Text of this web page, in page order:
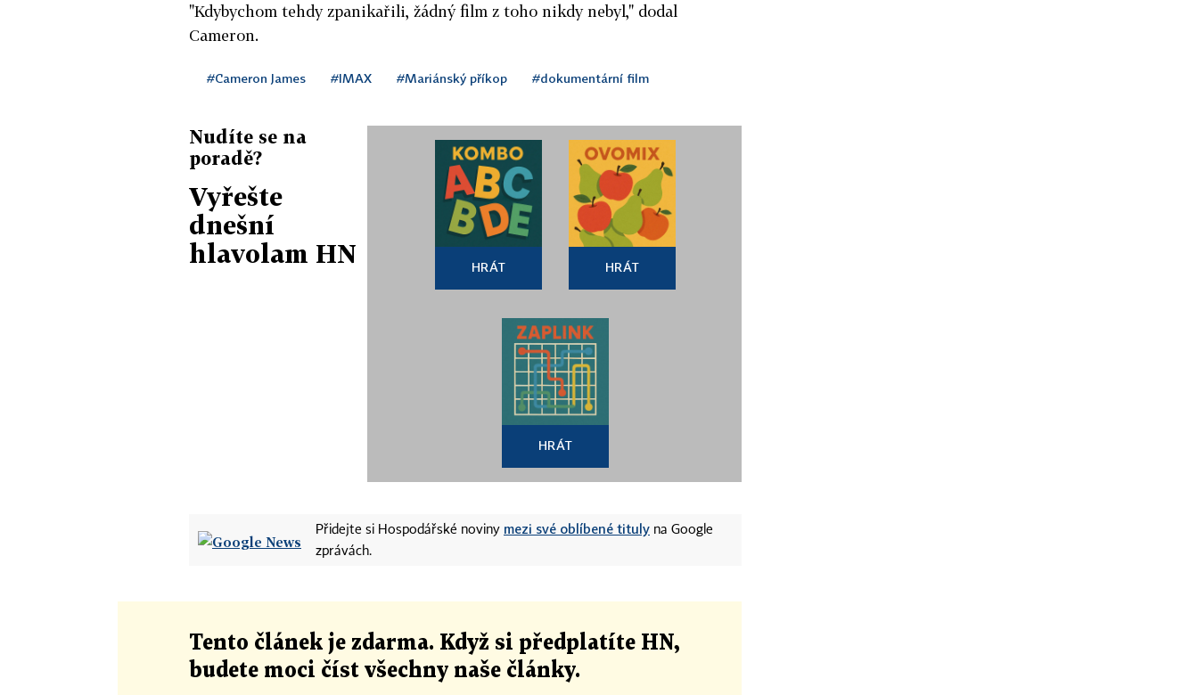
"Kdybychom tehdy zpanikařili, žádný film z toho nikdy nebyl," dodal
Cameron.
#Cameron James #IMAX #Mariánský příkop #dokumentární film
Nudíte se na
poradě?
Vyřešte
dnešní
hlavolam HN
HRÁT HRÁT
HRÁT
Přidejte si Hospodářské noviny mezi své oblíbené tituly na Google
zprávách.
Tento článek je zdarma. Když si předplatíte HN,
budete moci číst všechny naše články.